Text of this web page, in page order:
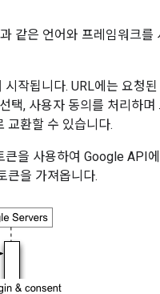
같은 언어와 프레임워크를
작됩니다. URL에는 요청
택, 사용자 동의를 처리하며
교환할 수 있습니다.
을 사용하여 Google API
큰을 가져옵니다.